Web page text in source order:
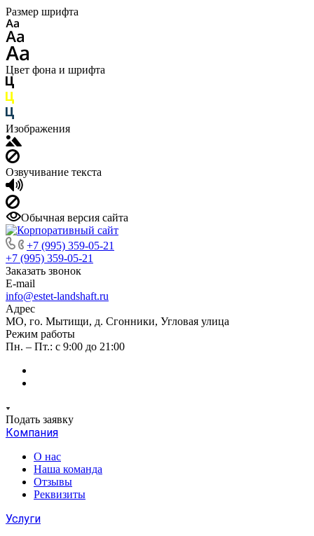
Размер шрифта
Цвет фона и шрифта
Изображения
Озвучивание текста
Обычная версия сайта
+7 (995) 359-05-21
+7 (995) 359-05-21
Заказать звонок
E-mail
info@estet-landshaft.ru
Адрес
МО, го. Мытищи, д. Сгонники, Угловая улица
Режим работы
Пн. – Пт.: с 9:00 до 21:00
Подать заявку
Компания
О нас
Наша команда
Отзывы
Реквизиты
Услуги